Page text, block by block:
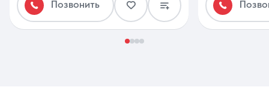
Позвонить